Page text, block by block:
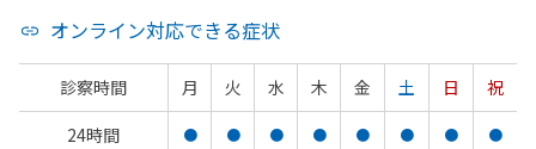
オンライン対応できる症状
診察時間 月 火 水 木 金 土 日
祝
24時間
● ● ● ● ● ● ● ●